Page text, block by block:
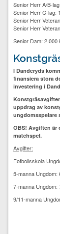
Senior Herr A/B-
Senior Herr C-lag:
Senior Herr
Senior Herr
Senior Dam: 2.000
I Danderyds
finansiera stora
investering i
uppdrag av
ungdomsspelare
OBS! Avgiften är
matchspel.
Avgifter:
Fotbollsskola
5-manna
7-manna
9/11-manna